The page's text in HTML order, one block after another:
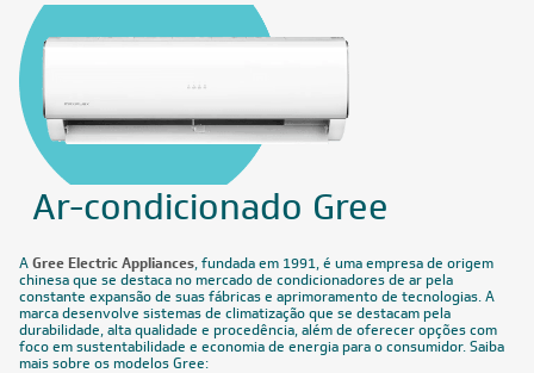
Ar-condicionado Gree
A Gree Electric Appliances
, fundada em 1991, é uma empresa de origem
chinesa que se destaca no mercado de condicionadores de ar pela
constante expansão de suas fábricas e aprimoramento de tecnologias. A
marca desenvolve sistemas de climatização que se destacam pela
durabilidade, alta qualidade e procedência, além de oferecer opções com
foco em sustentabilidade e economia de energia para o consumidor. Saiba
mais sobre os modelos Gree:
Home / Gree
Filtro